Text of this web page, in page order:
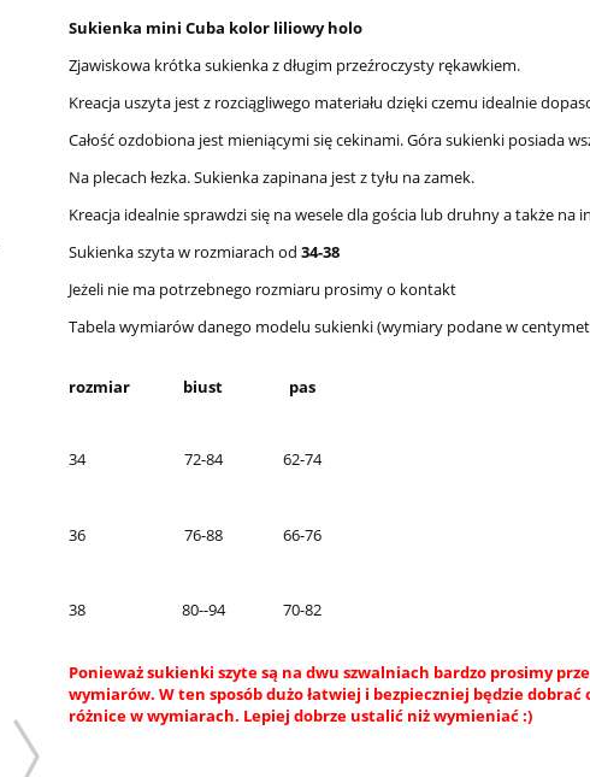
Sukienka mini Cuba kolor liliowy holo
Zjawiskowa krótka sukienka z długim przeźroczysty rękawkiem.
Kreacja uszyta jest z rozciągliwego materiału dzięki czemu idealnie
Całość ozdobiona jest mieniącymi się cekinami. Góra sukienki posiada
Na plecach łezka. Sukienka zapinana jest z tyłu na zamek.
Kreacja idealnie sprawdzi się na wesele dla gościa lub druhny a także na
Sukienka szyta w rozmiarach od 34-38
Jeżeli nie ma potrzebnego rozmiaru prosimy o kontakt
Tabela wymiarów danego modelu sukienki (wymiary podane w
rozmiar biust pas
34 72-84 62-74
36 76-88 66-76
38 80--94 70-82
Ponieważ sukienki szyte są na dwu szwalniach bardzo prosimy
wymiarów. W ten sposób dużo łatwiej i bezpieczniej będzie
różnice w wymiarach. Lepiej dobrze ustalić niż wymieniać :)